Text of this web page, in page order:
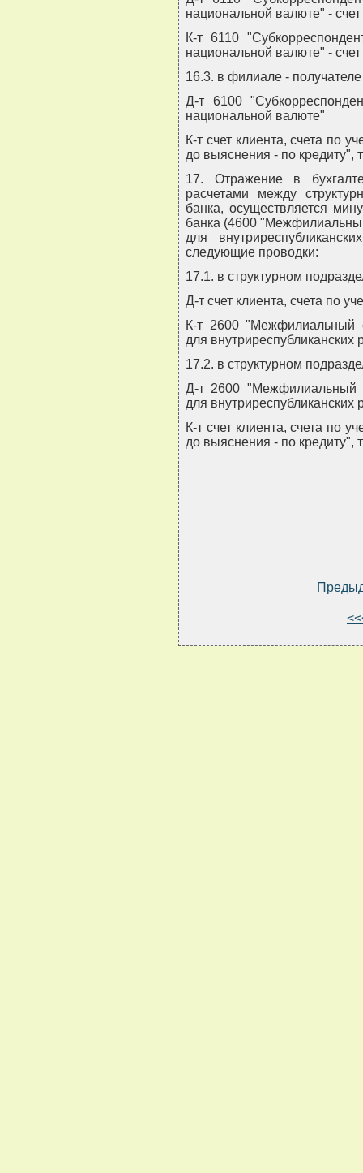
национальной валюте" -
К-т 6110
национальной валюте" -
16.3. в филиале -
Д-т 6100
национальной валюте"
К-т счет клиента, счета по
до выяснения - по кредиту",
17. Отражение в
расчетами между
банка, осуществляется
банка (4600
для
следующие проводки:
17.1. в структурном
Д-т счет клиента, счета по
К-т 2600 "Межфилиальный
для внутриреспубликанских
17.2. в структурном
Д-т 2600 "Межфилиальный
для внутриреспубликанских
К-т счет клиента, счета по
до выяснения - по кредиту",